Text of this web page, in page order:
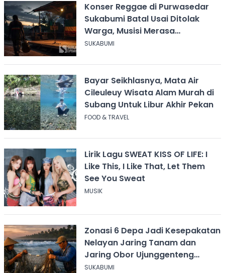
Konser Reggae di Purwasedar
Sukabumi Batal Usai Ditolak
Warga, Musisi Merasa
Didiskreditkan
SUKABUMI
Bayar Seikhlasnya, Mata Air
Cileuleuy Wisata Alam Murah di
Subang Untuk Libur Akhir Pekan
FOOD & TRAVEL
Lirik Lagu SWEAT KISS OF LIFE: I
Like This, I Like That, Let Them
See You Sweat
MUSIK
Zonasi 6 Depa Jadi Kesepakatan
Nelayan Jaring Tanam dan
Jaring Obor Ujunggenteng
Sukabumi
SUKABUMI